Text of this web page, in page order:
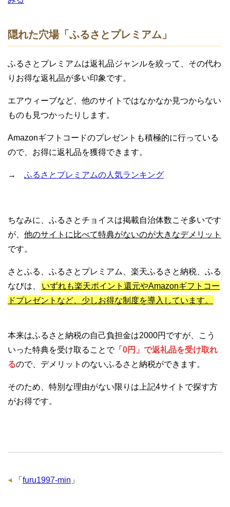
隠れた穴場「ふるさとプレミアム」
ふるさとプレミアムは返礼品ジャンルを絞って、その代わ
りお得な返礼品が多い印象です。
エアウィーブなど、他のサイトではなかなか見つからない
ものも見つかったりします。
Amazonギフトコードのプレゼントも積極的に行っている
ので、お得に返礼品を獲得できます。
→ ふるさとプレミアムの人気ランキング
ちなみに、ふるさとチョイスは掲載自治体数こそ多いです
が、 他のサイトに比べて特典がないのが大きなデメリット
です。
さとふる、ふるさとプレミアム、楽天ふるさと納税、ふる
なびは、
いずれも楽天ポイント還元やAmazonギフトコー
ドプレゼントなど、少しお得な制度を導入しています。
本来はふるさと納税の自己負担金は2000円ですが、こう
いった特典を受け取ることで「0円」で返礼品を受け取れ
るので、デメリットのないふるさと納税ができます。
そのため、特別な理由がない限りは上記4サイトで探す方
がお得です。
「 furu1997-min 」